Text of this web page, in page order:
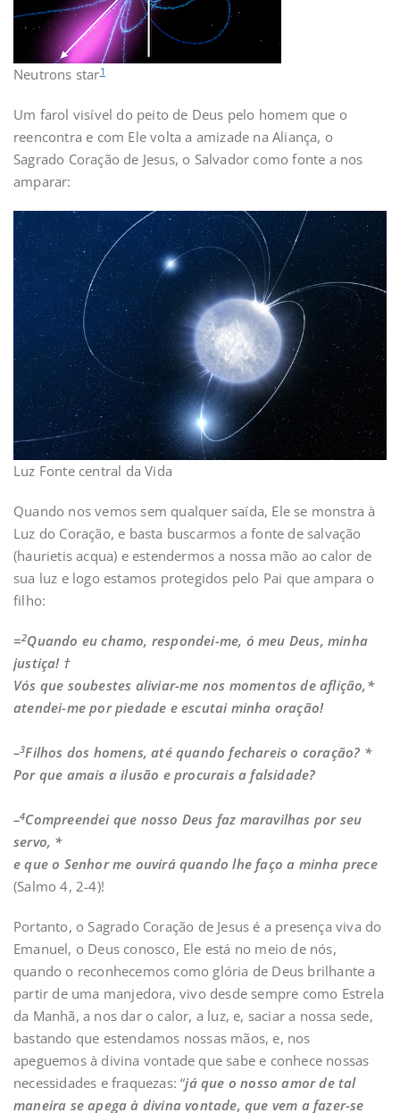
Neutrons star1
Um farol visível do peito de Deus pelo homem que o
reencontra e com Ele volta a amizade na Aliança, o
Sagrado Coração de Jesus, o Salvador como fonte a nos
amparar:
Luz Fonte central da Vida
Quando nos vemos sem qualquer saída, Ele se monstra à
Luz do Coração, e basta buscarmos a fonte de salvação
(haurietis acqua) e estendermos a nossa mão ao calor de
sua luz e logo estamos protegidos pelo Pai que ampara o
filho:
=2Quando eu chamo, respondei-me, ó meu Deus, minha
justiça! †
Vós que soubestes aliviar-me nos momentos de aflição,*
atendei-me por piedade e escutai minha oração!
–3Filhos dos homens, até quando fechareis o coração? *
Por que amais a ilusão e procurais a falsidade?
–4Compreendei que nosso Deus faz maravilhas por seu
servo, *
e que o Senhor me ouvirá quando lhe faço a minha prece
(Salmo 4, 2-4)!
Portanto, o Sagrado Coração de Jesus é a presença viva do
Emanuel, o Deus conosco, Ele está no meio de nós,
quando o reconhecemos como glória de Deus brilhante a
partir de uma manjedora, vivo desde sempre como Estrela
da Manhã, a nos dar o calor, a luz, e, saciar a nossa sede,
bastando que estendamos nossas mãos, e, nos
apeguemos à divina vontade que sabe e conhece nossas
necessidades e fraquezas: “já que o nosso amor de tal
maneira se apega à divina vontade, que vem a fazer-se